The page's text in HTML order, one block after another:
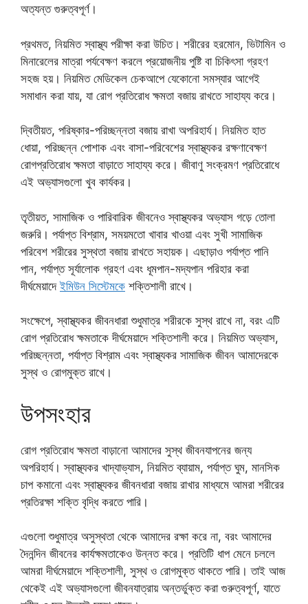
অত্যন্ত গুরুত্বপূর্ণ।
প্রথমত, নিয়মিত স্বাস্থ্য পরীক্ষা করা উচিত। শরীরের হরমোন, ভিটামিন ও
মিনারেলের মাত্রা পর্যবেক্ষণ করলে প্রয়োজনীয় পুষ্টি বা চিকিৎসা গ্রহণ
সহজ হয়। নিয়মিত মেডিকেল চেকআপে যেকোনো সমস্যার আগেই
সমাধান করা যায়, যা রোগ প্রতিরোধ ক্ষমতা বজায় রাখতে সাহায্য করে।
দ্বিতীয়ত, পরিষ্কার-পরিচ্ছন্নতা বজায় রাখা অপরিহার্য। নিয়মিত হাত
ধোয়া, পরিচ্ছন্ন পোশাক এবং বাসা-পরিবেশের স্বাস্থ্যকর রক্ষণাবেক্ষণ
রোগপ্রতিরোধ ক্ষমতা বাড়াতে সাহায্য করে। জীবাণু সংক্রমণ প্রতিরোধে
এই অভ্যাসগুলো খুব কার্যকর।
তৃতীয়ত, সামাজিক ও পারিবারিক জীবনেও স্বাস্থ্যকর অভ্যাস গড়ে তোলা
জরুরি। পর্যাপ্ত বিশ্রাম, সময়মতো খাবার খাওয়া এবং সুখী সামাজিক
পরিবেশ শরীরের সুস্থতা বজায় রাখতে সহায়ক। এছাড়াও পর্যাপ্ত পানি
পান, পর্যাপ্ত সূর্যালোক গ্রহণ এবং ধূমপান-মদ্যপান পরিহার করা
দীর্ঘমেয়াদেইমিউন সিস্টেমকে শক্তিশালী রাখে।
সংক্ষেপে, স্বাস্থ্যকর জীবনধারা শুধুমাত্র শরীরকে সুস্থ রাখে না, বরং এটি
রোগ প্রতিরোধ ক্ষমতাকে দীর্ঘমেয়াদে শক্তিশালী করে। নিয়মিত অভ্যাস,
পরিচ্ছন্নতা, পর্যাপ্ত বিশ্রাম এবং স্বাস্থ্যকর সামাজিক জীবন আমাদেরকে
সুস্থ ও রোগমুক্ত রাখে।
উপসংহার
রোগ প্রতিরোধ ক্ষমতা বাড়ানো আমাদের সুস্থ জীবনযাপনের জন্য
অপরিহার্য। স্বাস্থ্যকর খাদ্যাভ্যাস, নিয়মিত ব্যায়াম, পর্যাপ্ত ঘুম, মানসিক
চাপ কমানো এবং স্বাস্থ্যকর জীবনধারা বজায় রাখার মাধ্যমে আমরা শরীরের
প্রতিরক্ষা শক্তি বৃদ্ধি করতে পারি।
এগুলো শুধুমাত্র অসুস্থতা থেকে আমাদের রক্ষা করে না, বরং আমাদের
দৈনন্দিন জীবনের কার্যক্ষমতাকেও উন্নত করে। প্রতিটি ধাপ মেনে চললে
আমরা দীর্ঘমেয়াদে শক্তিশালী, সুস্থ ও রোগমুক্ত থাকতে পারি। তাই আজ
থেকেই এই অভ্যাসগুলো জীবনযাত্রায় অন্তর্ভুক্ত করা গুরুত্বপূর্ণ, যাতে